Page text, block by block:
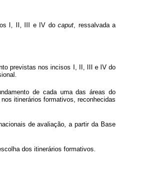
I, II, III e IV docaput, ressalvada a
previstas nos incisos I, II, III e IV do
de cada uma das áreas do
itinerários formativos, reconhecidas
de avaliação, a partir da Base
dos itinerários formativos.